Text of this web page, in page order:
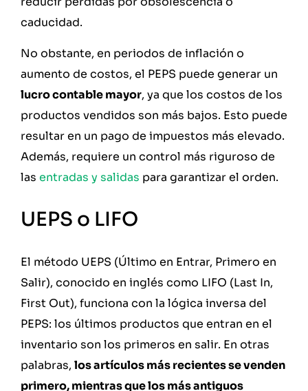
caducidad.
No obstante, en periodos de inflación o
aumento de costos, el PEPS puede generar un
lucro contable mayor, ya que los costos de los
productos vendidos son más bajos. Esto puede
resultar en un pago de impuestos más elevado.
Además, requiere un control más riguroso de
las entradas y salidas para garantizar el orden.
UEPS o LIFO
El método UEPS (Último en Entrar, Primero en
Salir), conocido en inglés como LIFO (Last In,
First Out), funciona con la lógica inversa del
PEPS: los últimos productos que entran en el
inventario son los primeros en salir. En otras
palabras, los artículos más recientes se venden
primero, mientras que los más antiguos